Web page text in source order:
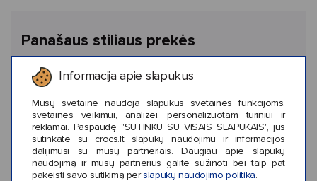
Informacija apie slapukus
Mūsų svetainė naudoja slapukus svetainės funkcijoms,
svetainės veikimui, analizei, personalizuotam turiniui ir
reklamai. Paspaudę "SUTINKU SU VISAIS SLAPUKAIS", jūs
sutinkate su crocs.lt slapukų naudojimu ir informacijos
dalijimusi su mūsų partneriais. Daugiau apie slapukų
naudojimą ir mūsų partnerius galite sužinoti bei taip pat
pakeisti savo sutikimą per slapukų naudojimo politika
Panašaus stiliaus prekės
‹ ›